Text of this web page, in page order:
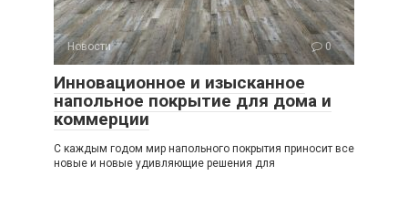
Новости 0
Инновационное и изысканное
напольное покрытие для дома и
коммерции
С каждым годом мир напольного покрытия приносит все
новые и новые удивляющие решения для